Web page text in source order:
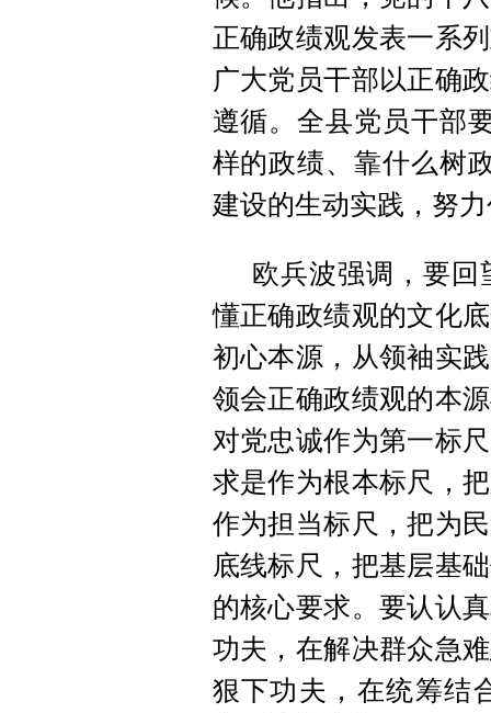
正确政绩观发表一系
广大党员干部以正确
遵循。全县党员干部
样的政绩、靠什么树
建设的生动实践，努
欧兵波强调，要
懂正确政绩观的文化
初心本源，从领袖实
领会正确政绩观的本
对党忠诚作为第一标
求是作为根本标尺，
作为担当标尺，把为
底线标尺，把基层基
的核心要求。要认认
功夫，在解决群众急
狠下功夫，在统筹结